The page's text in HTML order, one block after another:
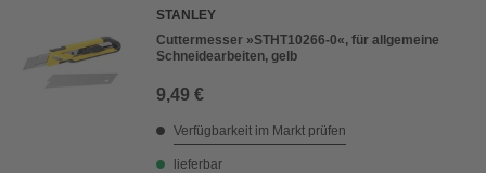
STANLEY
Cuttermesser »STHT10266-0«, für allgemeine
Schneidearbeiten, gelb
9,49 €
Verfügbarkeit im Markt prüfen
lieferbar